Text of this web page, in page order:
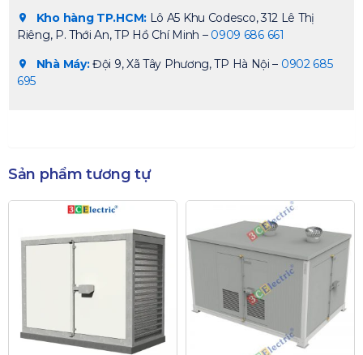
Kho hàng TP.HCM:Lô A5 Khu Codesco, 312 Lê Thị
Riêng, P. Thới An, TP Hồ Chí Minh – 0909 686 661
Nhà Máy:Đội 9, Xã Tây Phương, TP Hà Nội – 0902 685
695
Sản phẩm tương tự